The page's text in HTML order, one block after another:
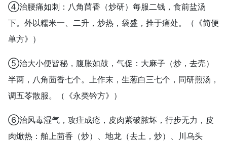
④治腰痛如刺：八角茴香（炒研）每服二钱，食前盐汤
下。外以糯米一、二升，炒热，袋盛，拴于痛处。（《简便
单方》）
⑤治大小便皆秘，腹胀如鼓，气促：大麻子（炒，去壳）
半两，八角茴香七个。上作末，生葱白三七个，同研煎汤，
调五苓散服。（《永类钤方》）
⑥治风毒湿气，攻疰成疮，皮肉紫破脓坏，行步无力，皮
肉焮热：舶上茴香（炒）、地龙（去土，炒）、川乌头